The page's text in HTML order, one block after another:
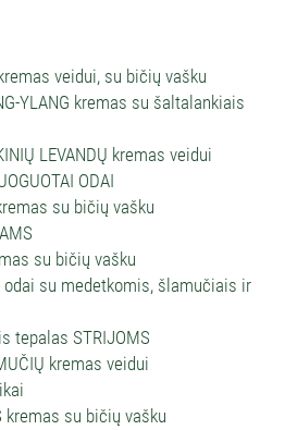
veidui, su bičių vašku
YLANG kremas su šaltalankiais
LEVANDŲ kremas veidui
ODAI
su bičių vašku
su bičių vašku
odai su medetkomis, šlamučiais ir
tepalas STRIJOMS
kremas veidui
kremas su bičių vašku